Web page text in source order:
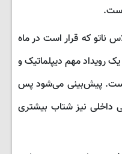
ناتو که قرار است در ماه
یک رویداد مهم دیپلماتیک و
است. پیش‌بینی می‌شود پس
داخلی نیز شتاب بیشتری